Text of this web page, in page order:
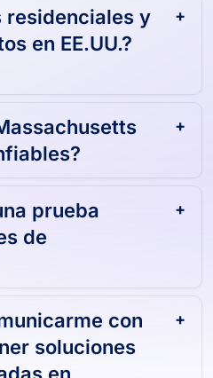
residenciales y
en EE.UU.?
prueba
de
con
soluciones
en